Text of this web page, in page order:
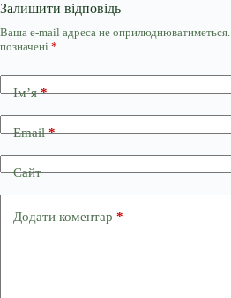
Залишити відповідь
Ваша e-mail адреса не оприлюднюватиметься.
позначені *
Ім’я*
Email*
Сайт
Додати коментар *